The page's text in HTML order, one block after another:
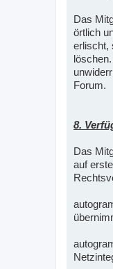
Das
örtlich
erlischt,
Forum.
8.
Das
auf